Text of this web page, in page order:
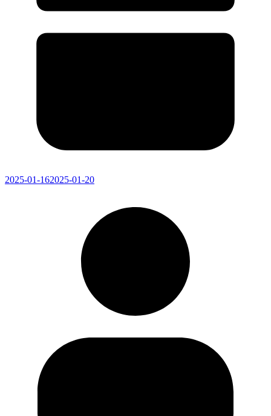
2025-01-162025-01-20